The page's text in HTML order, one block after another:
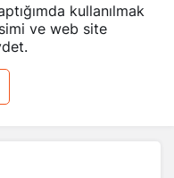
kullanılmak
ve web site